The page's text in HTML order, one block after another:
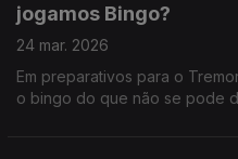
jogamos Bingo?
24 mar. 2026
Em preparativos para o
o bingo do que não se pode